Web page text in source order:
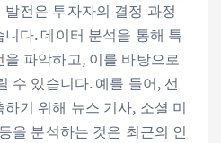
전은 투자자의 결정 과정
다. 데이터 분석을 통해 특
파악하고, 이를 바탕으로
수 있습니다. 예를 들어, 선
기 위해 뉴스 기사, 소셜 미
을 분석하는 것은 최근의 인